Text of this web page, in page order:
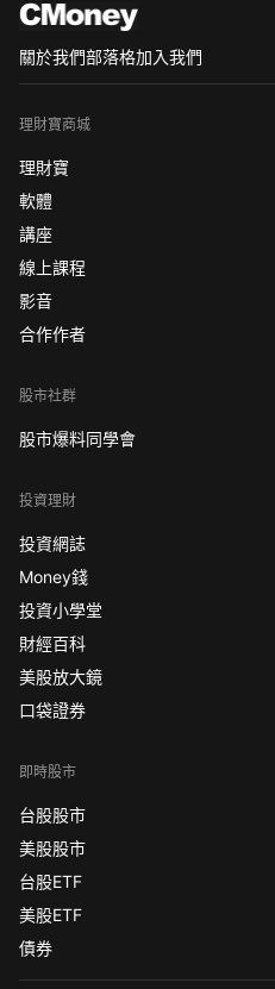
關於我們部落格加入我們
理財寶商城
理財寶
軟體
講座
線上課程
影音
合作作者
股市社群
股市爆料同學會
投資理財
投資網誌
Money錢
投資小學堂
財經百科
美股放大鏡
口袋證券
即時股市
台股股市
美股股市
台股ETF
美股ETF
債券